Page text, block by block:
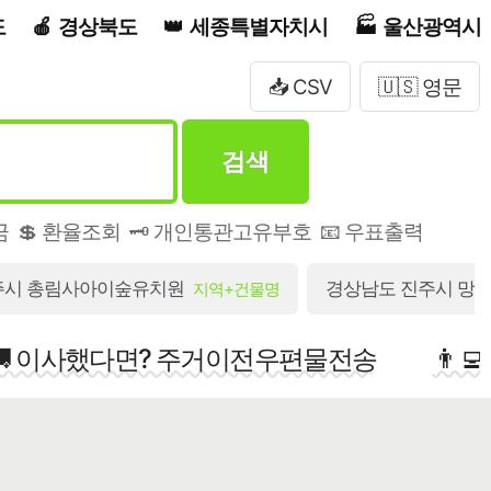
경상북도 세종특별자치시 울산광역시
📥 CSV 🇺🇸 영문
검색
💲 환율조회 🗝️ 개인통관고유부호 📧 우표출력
총림사아이숲유치원 지역+건물명 경상남도 진주시 망
이사했다면? 주거이전우편물전송